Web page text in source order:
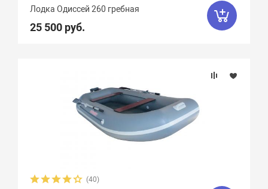
Тип дна
Материал
Лодка Одиссей 260 гребная
25 500 руб.
(40)